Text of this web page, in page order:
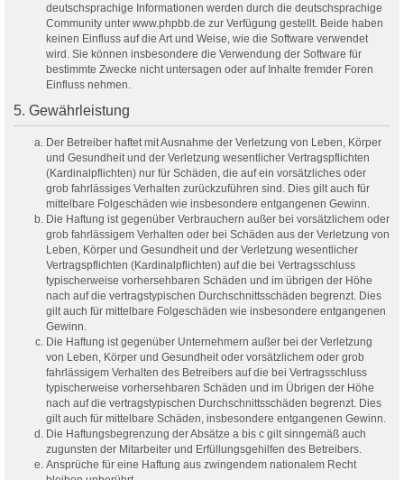
deutschsprachige Informationen werden durch die deutschsprachige
Community unter www.phpbb.de zur Verfügung gestellt. Beide haben
keinen Einfluss auf die Art und Weise, wie die Software verwendet
wird. Sie können insbesondere die Verwendung der Software für
bestimmte Zwecke nicht untersagen oder auf Inhalte fremder Foren
Einfluss nehmen.
5. Gewährleistung
Der Betreiber haftet mit Ausnahme der Verletzung von Leben, Körper
und Gesundheit und der Verletzung wesentlicher Vertragspflichten
(Kardinalpflichten) nur für Schäden, die auf ein vorsätzliches oder
grob fahrlässiges Verhalten zurückzuführen sind. Dies gilt auch für
mittelbare Folgeschäden wie insbesondere entgangenen Gewinn.
Die Haftung ist gegenüber Verbrauchern außer bei vorsätzlichem oder
grob fahrlässigem Verhalten oder bei Schäden aus der Verletzung von
Leben, Körper und Gesundheit und der Verletzung wesentlicher
Vertragspflichten (Kardinalpflichten) auf die bei Vertragsschluss
typischerweise vorhersehbaren Schäden und im übrigen der Höhe
nach auf die vertragstypischen Durchschnittsschäden begrenzt. Dies
gilt auch für mittelbare Folgeschäden wie insbesondere entgangenen
Gewinn.
Die Haftung ist gegenüber Unternehmern außer bei der Verletzung
von Leben, Körper und Gesundheit oder vorsätzlichem oder grob
fahrlässigem Verhalten des Betreibers auf die bei Vertragsschluss
typischerweise vorhersehbaren Schäden und im Übrigen der Höhe
nach auf die vertragstypischen Durchschnittsschäden begrenzt. Dies
gilt auch für mittelbare Schäden, insbesondere entgangenen Gewinn.
Die Haftungsbegrenzung der Absätze a bis c gilt sinngemäß auch
zugunsten der Mitarbeiter und Erfüllungsgehilfen des Betreibers.
Ansprüche für eine Haftung aus zwingendem nationalem Recht